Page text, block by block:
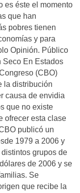
es éste el momento
que han
pobres tienen
y para
Opinión. Público
Seco En Estados
(CBO)
la distribución
causa de envidia
que no existe
ofrecer esta clase
publicó un
1979 a 2006 y
grupos de
de 2006 y se
Se
que recibe la